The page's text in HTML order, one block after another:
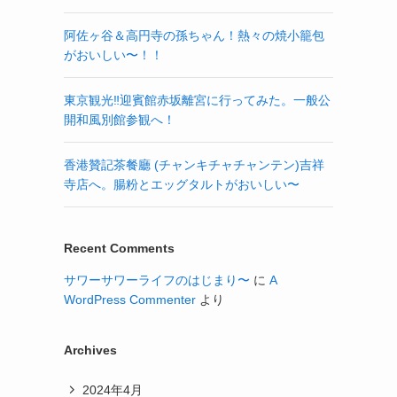
阿佐ヶ谷＆高円寺の孫ちゃん！熱々の焼小籠包
がおいしい〜！！
東京観光‼︎迎賓館赤坂離宮に行ってみた。一般公
開和風別館参観へ！
香港贊記茶餐廳 (チャンキチャチャンテン)吉祥
寺店へ。腸粉とエッグタルトがおいしい〜
Recent Comments
サワーサワーライフのはじまり〜 に A
WordPress Commenter より
Archives
2024年4月